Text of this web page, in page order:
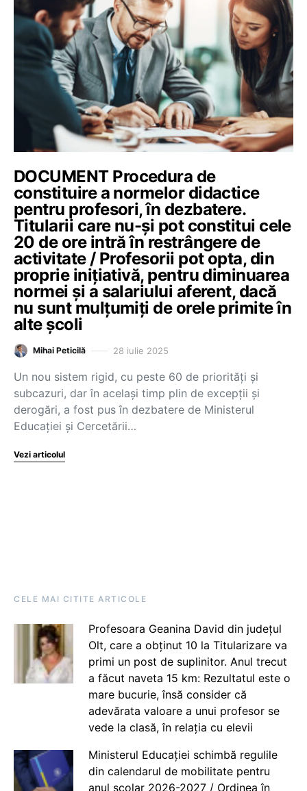
DOCUMENT Procedura de
constituire a normelor didactice
pentru profesori, în dezbatere.
Titularii care nu-și pot constitui cele
20 de ore intră în restrângere de
activitate / Profesorii pot opta, din
proprie inițiativă, pentru diminuarea
normei și a salariului aferent, dacă
nu sunt mulțumiți de orele primite în
alte școli
Mihai Peticilă 28 iulie 2025
Un nou sistem rigid, cu peste 60 de priorități și
subcazuri, dar în același timp plin de excepții și
derogări, a fost pus în dezbatere de Ministerul
Educației și Cercetării…
Vezi articolul
CELE MAI CITITE ARTICOLE
Profesoara Geanina David din județul
Olt, care a obținut 10 la Titularizare va
primi un post de suplinitor. Anul trecut
a făcut naveta 15 km: Rezultatul este o
mare bucurie, însă consider că
adevărata valoare a unui profesor se
vede la clasă, în relația cu elevii
Ministerul Educației schimbă regulile
din calendarul de mobilitate pentru
anul școlar 2026-2027 / Ordinea în